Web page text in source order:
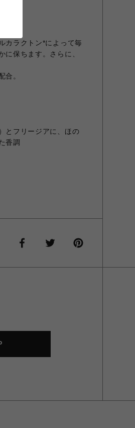
カラクトン*によって毎
に保ちます。さらに、
合。
とフリージアに、ほの
香調